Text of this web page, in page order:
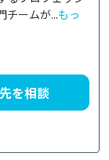
チームが...もっ
を相談